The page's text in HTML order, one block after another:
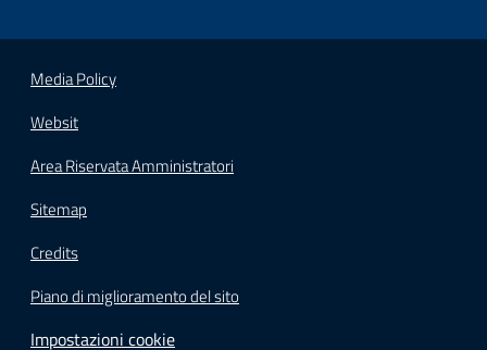
Media Policy
Websit
Area Riservata Amministratori
Sitemap
Credits
Piano di miglioramento del sito
Impostazioni cookie